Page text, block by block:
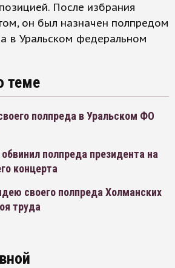
После избрания
он был назначен полпредом
в Уральском федеральном
теме
полпреда в Уральском ФО
полпреда президента на
концерта
своего полпреда Холманских
труда